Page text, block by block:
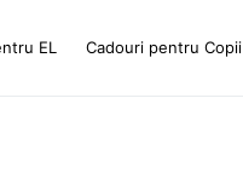
EL Cadouri pentru Copii